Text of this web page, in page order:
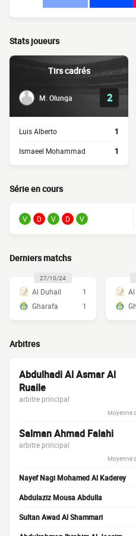
Stats joueurs
Tirs cadrés
M. Olunga 2
Luis Alberto 1
Ismaeel Mohammad 1
Série en cours
V D V D V
Derniers matchs
27/10/24
Al Duhail
1
Gharafa
1
Arbitres
Abdulhadi Al Asmar Al
Ruaile
arbitre principal
Moyenne
Salman Ahmad Falahi
arbitre principal
Moyenne
Nayef Nagi Mohamed Al Kaderey
Abdulaziz Mousa Abdulla
Sultan Awad Al Shammari